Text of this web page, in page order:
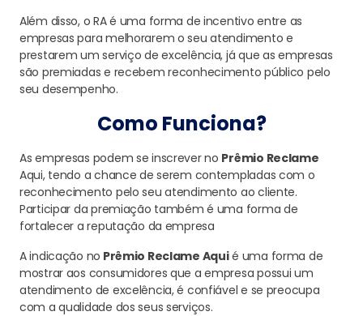
Além disso, o RA é uma forma de incentivo entre as
empresas para melhorarem o seu atendimento e
prestarem um serviço de excelência, já que as empresas
são premiadas e recebem reconhecimento público pelo
seu desempenho.
Como Funciona?
As empresas podem se inscrever no Prêmio Reclame
Aqui, tendo a chance de serem contempladas com o
reconhecimento pelo seu atendimento ao cliente.
Participar da premiação também é uma forma de
fortalecer a reputação da empresa
A indicação no Prêmio Reclame Aquié uma forma de
mostrar aos consumidores que a empresa possui um
atendimento de excelência, é confiável e se preocupa
com a qualidade dos seus serviços.